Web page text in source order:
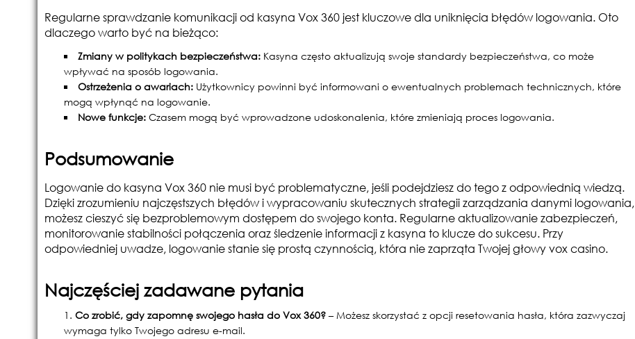
Regularne sprawdzanie komunikacji od kasyna Vox 360 jest kluczowe dla uniknięcia błędów logowania. Oto
dlaczego warto być na bieżąco:
Zmiany w politykach bezpieczeństwa:Kasyna często aktualizują swoje standardy bezpieczeństwa, co może
wpływać na sposób logowania.
Ostrzeżenia o awariach:Użytkownicy powinni być informowani o ewentualnych problemach technicznych, które
mogą wpłynąć na logowanie.
Nowe funkcje:Czasem mogą być wprowadzone udoskonalenia, które zmieniają proces logowania.
Podsumowanie
Logowanie do kasyna Vox 360 nie musi być problematyczne, jeśli podejdziesz do tego z odpowiednią wiedzą.
Dzięki zrozumieniu najczęstszych błędów i wypracowaniu skutecznych strategii zarządzania danymi logowania,
możesz cieszyć się bezproblemowym dostępem do swojego konta. Regularne aktualizowanie zabezpieczeń,
monitorowanie stabilności połączenia oraz śledzenie informacji z kasyna to klucze do sukcesu. Przy
odpowiedniej uwadze, logowanie stanie się prostą czynnością, która nie zaprząta Twojej głowy vox casino.
Najczęściej zadawane pytania
Co zrobić, gdy zapomnę swojego hasła do Vox 360?– Możesz skorzystać z opcji resetowania hasła, która zazwyczaj
wymaga tylko Twojego adresu e-mail.